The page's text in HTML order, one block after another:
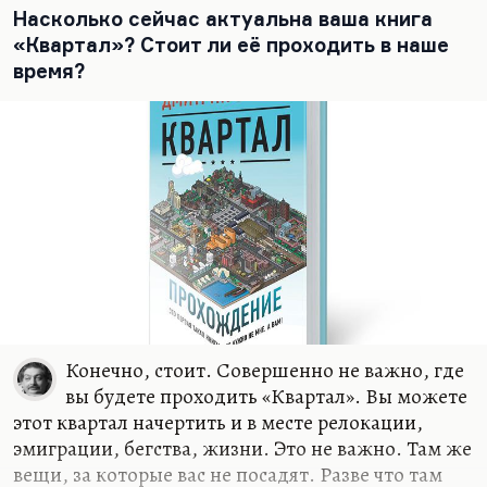
провинции у меня нет потому, что я ведь всегда
жил, очень много времени проводил в Чепелеве,
на даче своей. Или в «Березках», любимом
пансионате. И у меня ровно такой же пейзаж
здесь, ровно с теми же грибами. Но проблема в
том, что до Чепелева час ехать, а иногда и два, в
Насколько сейчас актуальна ваша книга
«Квартал»? Стоит ли её проходить в наше
время?
Конечно, стоит. Совершенно не важно, где
вы будете проходить «Квартал». Вы можете
этот квартал начертить и в месте релокации,
эмиграции, бегства, жизни. Это не важно. Там же
вещи, за которые вас не посадят. Разве что там